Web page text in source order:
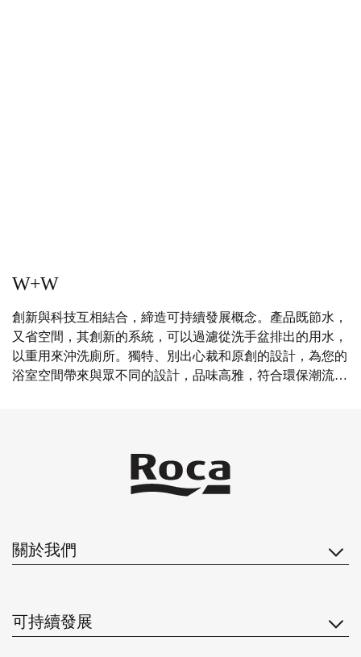
W+W
創新與科技互相結合，締造可持續發展概念。產品既節水，
又省空間，其創新的系統，可以過濾從洗手盆排出的用水，
以重用來沖洗廁所。獨特、別出心裁和原創的設計，為您的
浴室空間帶來與眾不同的設計，品味高雅，符合環保潮流，
關於我們
可持續發展